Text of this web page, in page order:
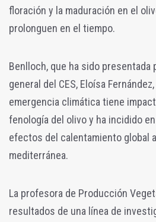
floración y la maduración en el
prolonguen en el tiempo.
Benlloch, que ha sido presentada
general del CES, Eloísa
emergencia climática tiene
fenología del olivo y ha incidido
efectos del calentamiento global
mediterránea.
La profesora de Producción
resultados de una línea de